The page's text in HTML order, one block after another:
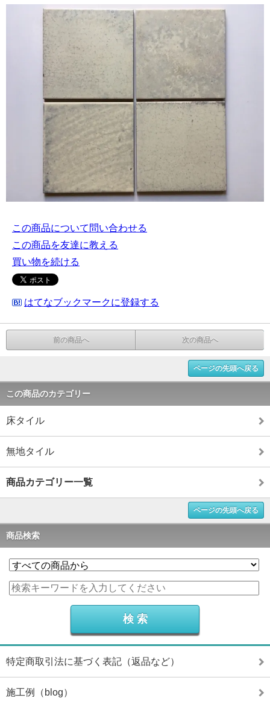
この商品について問い合わせる
この商品を友達に教える
買い物を続ける
はてなブックマークに登録する
前の商品へ 次の商品へ
ページの先頭へ戻る
この商品のカテゴリー
床タイル
無地タイル
商品カテゴリー一覧
ページの先頭へ戻る
商品検索
特定商取引法に基づく表記（返品など）
施工例（blog）